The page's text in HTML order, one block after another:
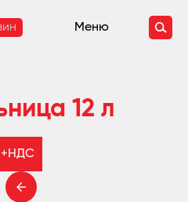
Меню
12 л
+НДС